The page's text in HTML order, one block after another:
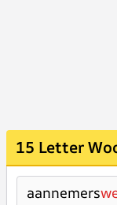
15 Letter
aannemers